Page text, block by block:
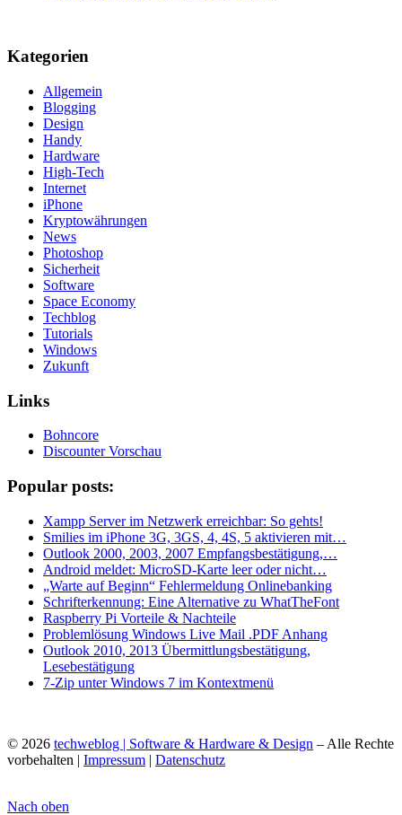
Kategorien
Allgemein
Blogging
Design
Handy
Hardware
High-Tech
Internet
iPhone
Kryptowährungen
News
Photoshop
Sicherheit
Software
Space Economy
Techblog
Tutorials
Windows
Zukunft
Links
Bohncore
Discounter Vorschau
Popular posts:
Xampp Server im Netzwerk erreichbar: So gehts!
Smilies im iPhone 3G, 3GS, 4, 4S, 5 aktivieren mit…
Outlook 2000, 2003, 2007 Empfangsbestätigung,…
Android meldet: MicroSD-Karte leer oder nicht…
„Warte auf Beginn“ Fehlermeldung Onlinebanking
Schrifterkennung: Eine Alternative zu WhatTheFont
Raspberry Pi Vorteile & Nachteile
Problemlösung Windows Live Mail .PDF Anhang
Outlook 2010, 2013 Übermittlungsbestätigung,
Lesebestätigung
7-Zip unter Windows 7 im Kontextmenü
© 2026 techweblog | Software & Hardware & Design – Alle Rechte
vorbehalten | Impressum | Datenschutz
Nach oben